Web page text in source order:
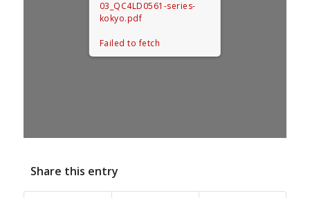
03_QC4LD0561-series-
kokyo.pdf
Failed to fetch
Share this entry